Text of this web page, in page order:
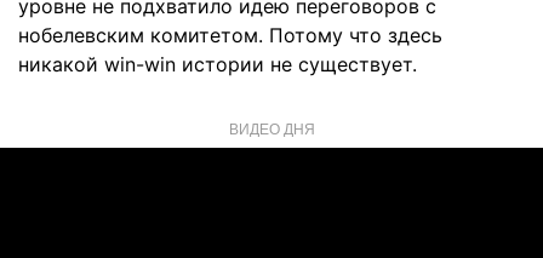
уровне не подхватило идею переговоров с
нобелевским комитетом. Потому что здесь
никакой win-win истории не существует.
ВИДЕО ДНЯ